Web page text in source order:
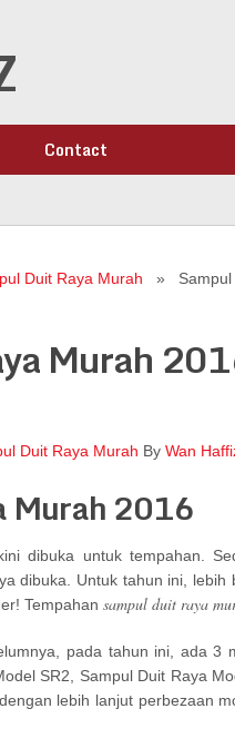
Contact
Duit Raya Murah » Sampul
Murah
Duit Raya Murah By Wan
Murah 2016
dibuka untuk tempahan.
dibuka. Untuk tahun ini, lebih
Tempahan sampul duit raya
pada tahun ini, ada 3
SR2, Sampul Duit Raya
lebih lanjut perbezaan